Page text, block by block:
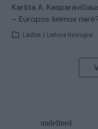
Karšta A.
– Europos šeimos
Laidos Lietuva tiesiogiai